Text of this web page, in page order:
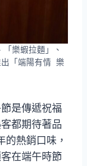
樂蝦拉麵」、
出「端陽有情 樂
是傳遞祝福
都期待著品
熱銷口味，
在端午時節